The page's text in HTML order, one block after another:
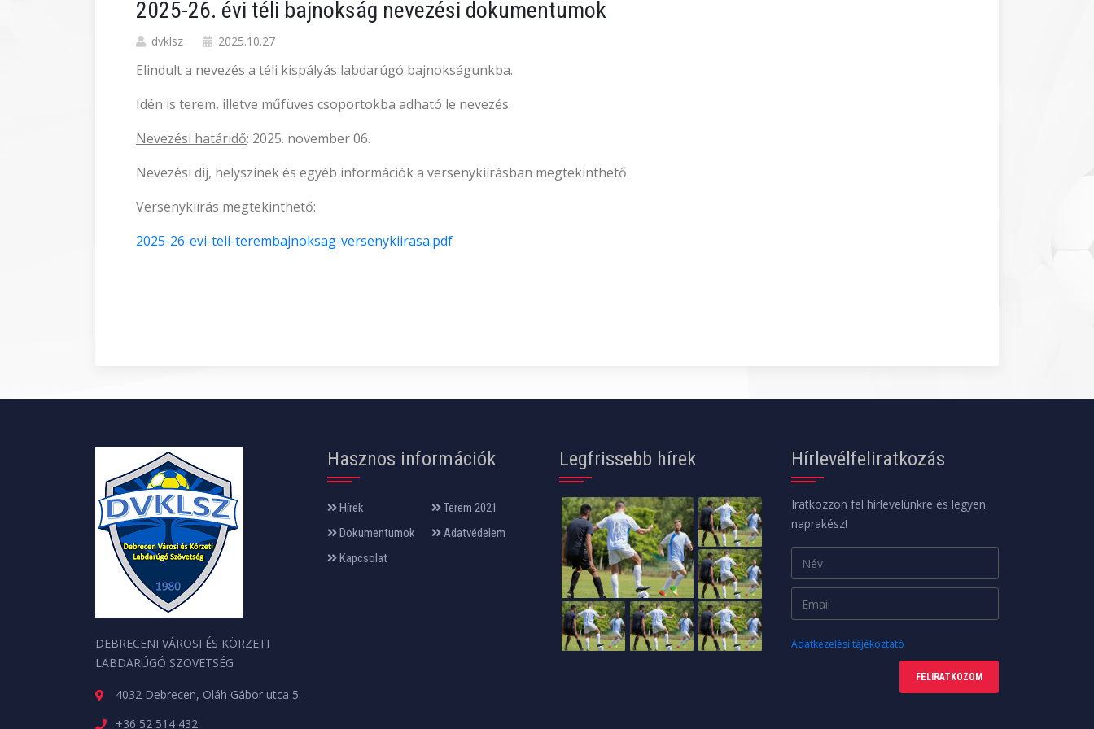
2025-26. évi téli bajnokság nevezési dokumentumok
dvklsz 2025.10.27
Elindult a nevezés a téli kispályás labdarúgó bajnokságunkba.
Idén is terem, illetve műfüves csoportokba adható le nevezés.
Nevezési határidő: 2025. november 06.
Nevezési díj, helyszínek és egyéb információk a versenykiírásban megtekinthető.
Versenykiírás megtekinthető:
2025-26-evi-teli-terembajnoksag-versenykiirasa.pdf
DEBRECENI VÁROSI ÉS KÖRZETI
LABDARÚGÓ SZÖVETSÉG
4032 Debrecen, Oláh Gábor utca 5.
+36 52 514 432
Hasznos információk
Hírek
Terem 2021
Dokumentumok
Adatvédelem
Kapcsolat
Legfrissebb hírek Hírlevélfeliratkozás
Iratkozzon fel hírlevelünkre és legyen
naprakész!
Adatkezelési tájékoztató
FELIRATKOZOM